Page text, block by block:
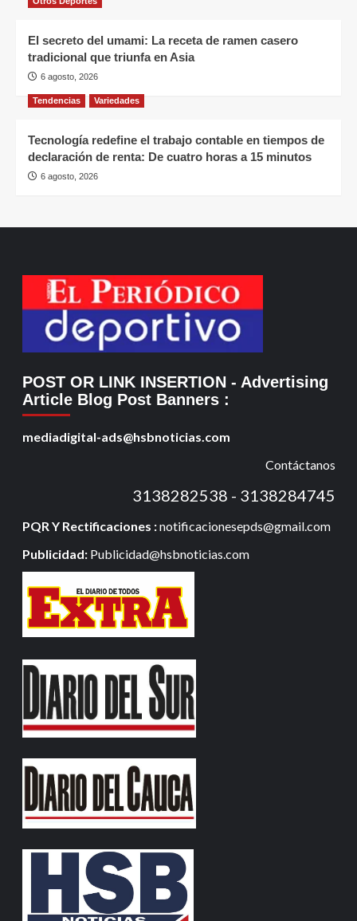
El secreto del umami: La receta de ramen casero
tradicional que triunfa en Asia
6 agosto, 2026
Tendencias Variedades
Tecnología redefine el trabajo contable en tiempos de
declaración de renta: De cuatro horas a 15 minutos
6 agosto, 2026
POST OR LINK INSERTION - Advertising
Article Blog Post Banners :
mediadigital-ads@hsbnoticias.com
Contáctanos
3138282538 - 3138284745
PQR Y Rectificaciones :notificacionesepds@gmail.com
Publicidad: Publicidad@hsbnoticias.com